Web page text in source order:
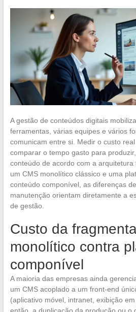
A gestão de conteúdos digitais
ferramentas, várias equipes e vários
comunicam entre si. Medir o custo
comparar o tempo gasto para
conteúdo de acordo com a arquitetura
um CMS monolítico clássico e uma
conteúdo componível, as diferenças
manutenção orientam diretamente a
de gestão.
Custo da
monolítico contra
componível
A maioria das empresas ainda
um CMS acoplado a um front-end
(aplicativo móvel, intranet, exibição